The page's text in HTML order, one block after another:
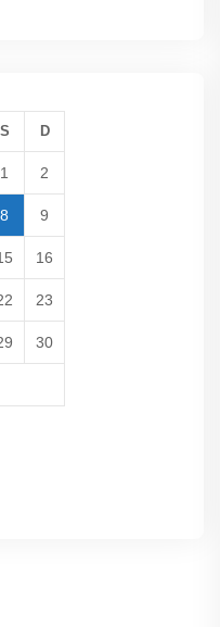
S D
1 2
8 9
16
23
30